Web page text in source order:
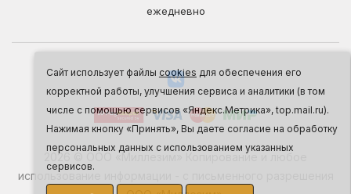
Сайт использует файлы cookies для обеспечения его
корректной работы, улучшения сервиса и аналитики (в том
числе с помощью сервисов «Яндекс.Метрика», top.mail.ru).
Нажимая кнопку «Принять», Вы даете согласие на обработку
персональных данных с использованием указанных
сервисов.
ежедневно
2026 © ООО «Миллезим» Копирование и любое
использование информации - с письменного разрешения